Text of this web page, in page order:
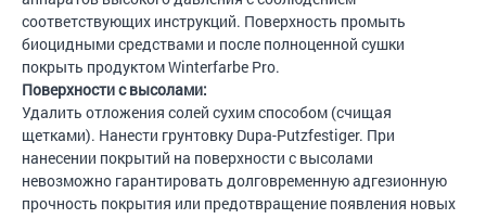
соответствующих инструкций. Поверхность промыть
биоцидными средствами и после полноценной сушки
покрыть продуктом Winterfarbe Pro.
Поверхности с высолами:
Удалить отложения солей сухим способом (счищая
щетками). Нанести грунтовку Dupa-Putzfestiger. При
нанесении покрытий на поверхности с высолами
невозможно гарантировать долговременную адгезионную
прочность покрытия или предотвращение появления новых